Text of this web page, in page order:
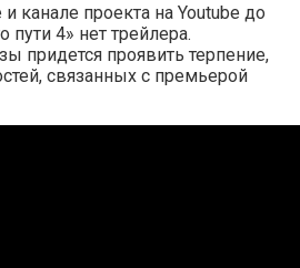
канале проекта на Youtube до
пути 4» нет трейлера.
придется проявить терпение,
связанных с премьерой